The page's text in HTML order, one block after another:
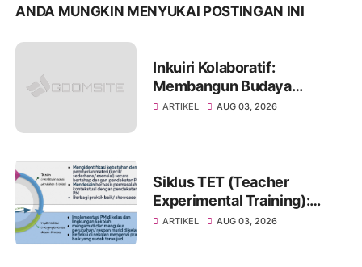
ANDA MUNGKIN MENYUKAI POSTINGAN INI
Inkuiri Kolaboratif:
Membangun Budaya
Reflektif untuk
ARTIKEL AUG 03, 2026
Siklus TET (Teacher
Experimental Training):
Pendekatan Pembelajaran
ARTIKEL AUG 03, 2026